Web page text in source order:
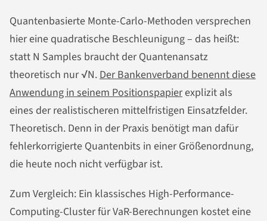
Quantenbasierte Monte-Carlo-Methoden versprechen
hier eine quadratische Beschleunigung – das heißt:
statt N Samples braucht der Quantenansatz
theoretisch nur √N. Der Bankenverband benennt diese
Anwendung in seinem Positionspapierexplizit als
eines der realistischeren mittelfristigen Einsatzfelder.
Theoretisch. Denn in der Praxis benötigt man dafür
fehlerkorrigierte Quantenbits in einer Größenordnung,
die heute noch nicht verfügbar ist.
Zum Vergleich: Ein klassisches High-Performance-
Computing-Cluster für VaR-Berechnungen kostet eine